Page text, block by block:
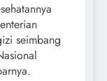
seimbang